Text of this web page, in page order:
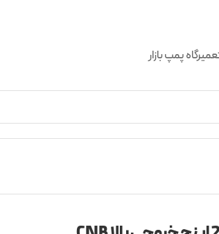
پمپ بازار